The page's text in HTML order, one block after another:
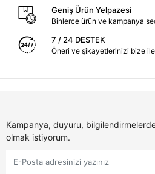
Geniş Ürün Yelpazesi
Binlerce ürün ve kampanya
7 / 24 DESTEK
Öneri ve şikayetlerinizi bize
Kampanya, duyuru,
olmak istiyorum.